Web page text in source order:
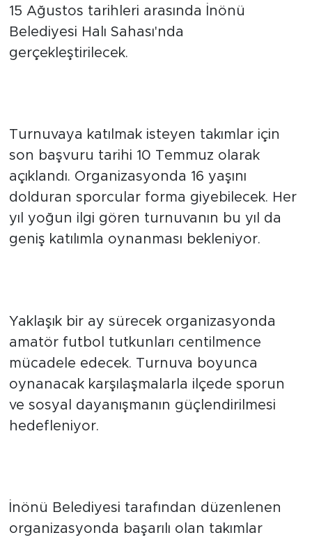
15 Ağustos tarihleri arasında İnönü
Belediyesi Halı Sahası'nda
gerçekleştirilecek.
Turnuvaya katılmak isteyen takımlar için
son başvuru tarihi 10 Temmuz olarak
açıklandı. Organizasyonda 16 yaşını
dolduran sporcular forma giyebilecek. Her
yıl yoğun ilgi gören turnuvanın bu yıl da
geniş katılımla oynanması bekleniyor.
Yaklaşık bir ay sürecek organizasyonda
amatör futbol tutkunları centilmence
mücadele edecek. Turnuva boyunca
oynanacak karşılaşmalarla ilçede sporun
ve sosyal dayanışmanın güçlendirilmesi
hedefleniyor.
İnönü Belediyesi tarafından düzenlenen
organizasyonda başarılı olan takımlar